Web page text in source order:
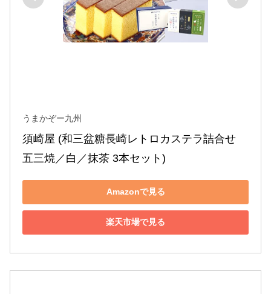
うまかぞー九州
須崎屋 (和三盆糖長崎レトロカステラ詰合せ
五三焼／白／抹茶 3本セット)
Amazonで見る
楽天市場で見る